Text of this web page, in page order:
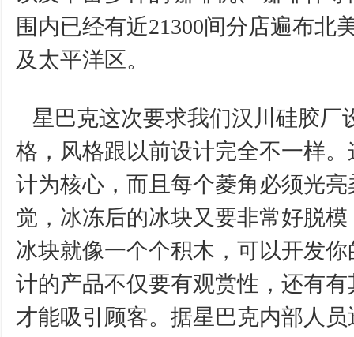
围内已经有近21300间分店遍布北
及太平洋区。
星巴克这次要求我们汉川硅胶厂
格，风格跟以前设计完全不一样
计为核心，而且每个菱角必须光
觉，冰冻后的冰块又要非常好脱
冰块就像一个个积木，可以开发
计的产品不仅要有观赏性，还有
才能吸引顾客。据星巴克内部人